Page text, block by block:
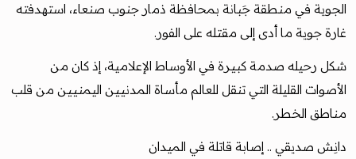
الجوية في منطقة جَبانة بمحافظة ذمار جنوب صنعاء، استهدفته
غارة جوية ما أدى إلى مقتله على الفور.
شكل رحيله صدمة كبيرة في الأوساط الإعلامية، إذ كان من
الأصوات القليلة التي تنقل للعالم مأساة المدنيين اليمنيين من قلب
مناطق الخطر.
دانِش صديقي .. إصابة قاتلة في الميدان